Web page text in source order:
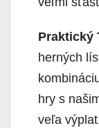
Praktický
herných
hry s
veľa